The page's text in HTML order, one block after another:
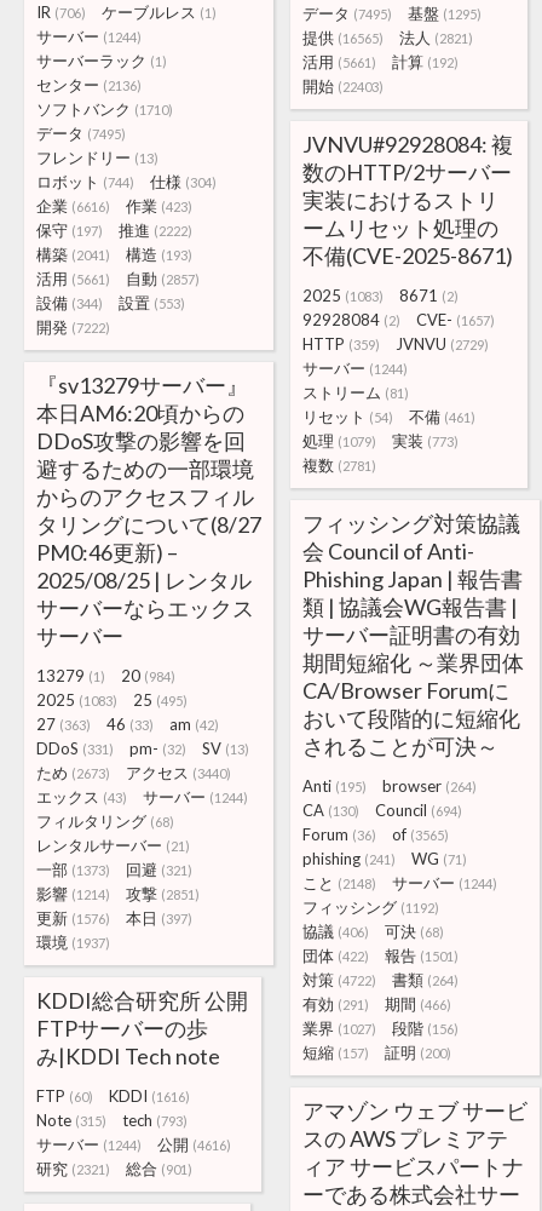
データ (7495) 基盤 (1295)
提供 (16565) 法人 (2821)
活用 (5661) 計算 (192)
開始 (22403)
IR (706) ケーブルレス (1)
サーバー (1244)
サーバーラック (1)
センター (2136)
ソフトバンク (1710)
データ (7495)
フレンドリー (13)
ロボット (744) 仕様 (304)
企業 (6616) 作業 (423)
保守 (197) 推進 (2222)
構築 (2041) 構造 (193)
活用 (5661) 自動 (2857)
設備 (344) 設置 (553)
開発 (7222)
JVNVU#92928084: 複
数のHTTP/2サーバー
実装におけるストリ
ームリセット処理の
不備(CVE-2025-8671)
2025 (1083) 8671 (2)
92928084 (2) CVE- (1657)
HTTP (359) JVNVU (2729)
サーバー (1244)
ストリーム (81)
リセット (54) 不備 (461)
処理 (1079) 実装 (773)
複数 (2781)
『sv13279サーバー』
本日AM6:20頃からの
DDoS攻撃の影響を回
避するための一部環境
からのアクセスフィル
タリングについて(8/27
PM0:46更新) –
2025/08/25 | レンタル
サーバーならエックス
サーバー
13279 (1) 20 (984)
2025 (1083) 25 (495)
27 (363) 46 (33) am (42)
DDoS (331) pm- (32) SV (13)
ため (2673) アクセス (3440)
エックス (43) サーバー (1244)
フィルタリング (68)
レンタルサーバー (21)
一部 (1373) 回避 (321)
影響 (1214) 攻撃 (2851)
更新 (1576) 本日 (397)
環境 (1937)
フィッシング対策協議
会 Council of Anti-
Phishing Japan | 報告書
類 | 協議会WG報告書 |
サーバー証明書の有効
期間短縮化 ～業界団体
CA/Browser Forumに
おいて段階的に短縮化
されることが可決～
Anti (195) browser (264)
CA (130) Council (694)
Forum (36) of (3565)
phishing (241) WG (71)
こと (2148) サーバー (1244)
フィッシング (1192)
協議 (406) 可決 (68)
団体 (422) 報告 (1501)
対策 (4722) 書類 (264)
有効 (291) 期間 (466)
業界 (1027) 段階 (156)
短縮 (157) 証明 (200)
KDDI総合研究所 公開
FTPサーバーの歩
み|KDDI Tech note
FTP (60) KDDI (1616)
Note (315) tech (793)
サーバー (1244) 公開 (4616)
研究 (2321) 総合 (901)
アマゾン ウェブ サービ
スの AWS プレミアテ
ィア サービスパートナ
ーである株式会社サー